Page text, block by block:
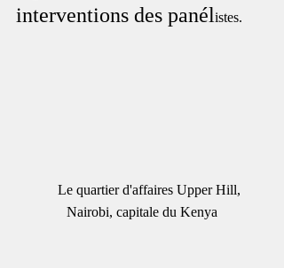
interventions des panélistes.
Nairobi, capitale du Kenya